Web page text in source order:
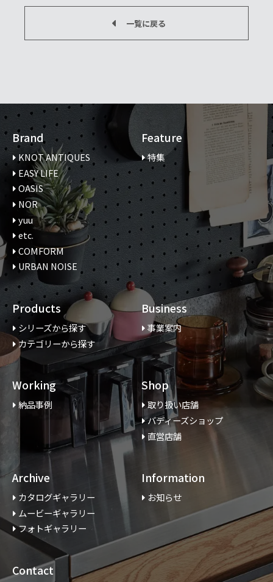
一覧に戻る
Brand
KNOT ANTIQUES
EASY LIFE
OASIS
NOR
yuu
etc.
COMFORM
URBAN NOISE
Feature
特集
Products
シリーズから探す
カテゴリーから探す
Business
事業案内
Working
納品事例
Shop
取り扱い店舗
バディーズショップ
直営店舗
Archive
カタログギャラリー
ムービーギャラリー
フォトギャラリー
Information
お知らせ
Contact